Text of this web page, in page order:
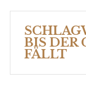
BIS DER
FÄLLT